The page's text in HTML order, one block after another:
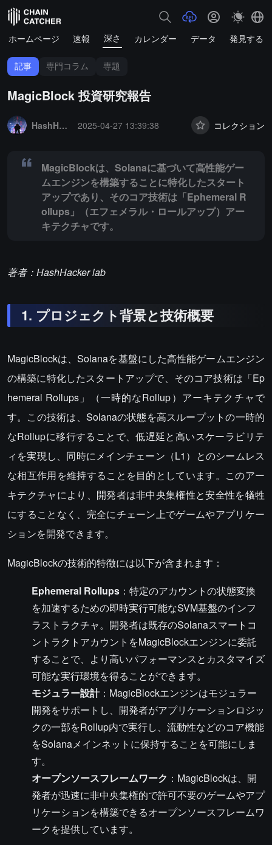
ホームページ 速報 深さ カレンダー データ 発見する
記事 専門コラム 専題
MagicBlock 投資研究報告
HashHacker_Lab
2025-04-27 13:39:38 コレクション
MagicBlockは、Solanaに基づいて高性能ゲー
ムエンジンを構築することに特化したスタート
アップであり、そのコア技術は「Ephemeral R
ollups」（エフェメラル・ロールアップ）アー
キテクチャです。
著者：HashHacker lab
1. プロジェクト背景と技術概要
MagicBlockは、Solanaを基盤にした高性能ゲームエンジン
の構築に特化したスタートアップで、そのコア技術は「Ep
hemeral Rollups」（一時的なRollup）アーキテクチャで
す。この技術は、Solanaの状態を高スループットの一時的
なRollupに移行することで、低遅延と高いスケーラビリテ
ィを実現し、同時にメインチェーン（L1）とのシームレス
な相互作用を維持することを目的としています。このアー
キテクチャにより、開発者は非中央集権性と安全性を犠牲
にすることなく、完全にチェーン上でゲームやアプリケー
ションを開発できます。
MagicBlockの技術的特徴には以下が含まれます：
Ephemeral Rollups ：特定のアカウントの状態変換
を加速するための即時実行可能なSVM基盤のインフ
ラストラクチャ。開発者は既存のSolanaスマートコ
ントラクトアカウントをMagicBlockエンジンに委託
することで、より高いパフォーマンスとカスタマイズ
可能な実行環境を得ることができます。
モジュラー設計：MagicBlockエンジンはモジュラー
開発をサポートし、開発者がアプリケーションロジッ
クの一部をRollup内で実行し、流動性などのコア機能
をSolanaメインネットに保持することを可能にしま
す。
オープンソースフレームワーク ：MagicBlockは、開
発者が迅速に非中央集権的で許可不要のゲームやアプ
リケーションを構築できるオープンソースフレームワ
ークを提供しています。